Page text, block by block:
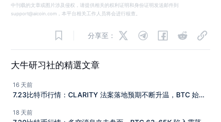
中刊载的文章或图片涉及侵权，请提供相关的权利证明和身份证明发送邮件到
support@aicoin.com，本平台相关工作人员将会进行核查。
分享至：
大牛研习社的精選文章
16 天前
7.23比特币行情：CLARITY 法案落地预期不断升温，BTC 始终
18 天前